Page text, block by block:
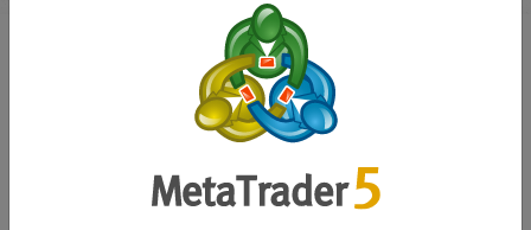
什麼是 MT4？
MetaTrader 4 是一款深受資深交易者歡迎的交易平台，因
其高度可自訂性與進階功能，可進行個人化的市場分析與